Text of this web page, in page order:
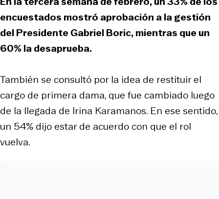
encuestados mostró aprobación a la gestión
del Presidente Gabriel Boric, mientras que un
60% la desaprueba.
También se consultó por la idea de restituir el
cargo de primera dama, que fue cambiado luego
de la llegada de Irina Karamanos. En ese sentido,
un 54% dijo estar de acuerdo con que el rol
vuelva.